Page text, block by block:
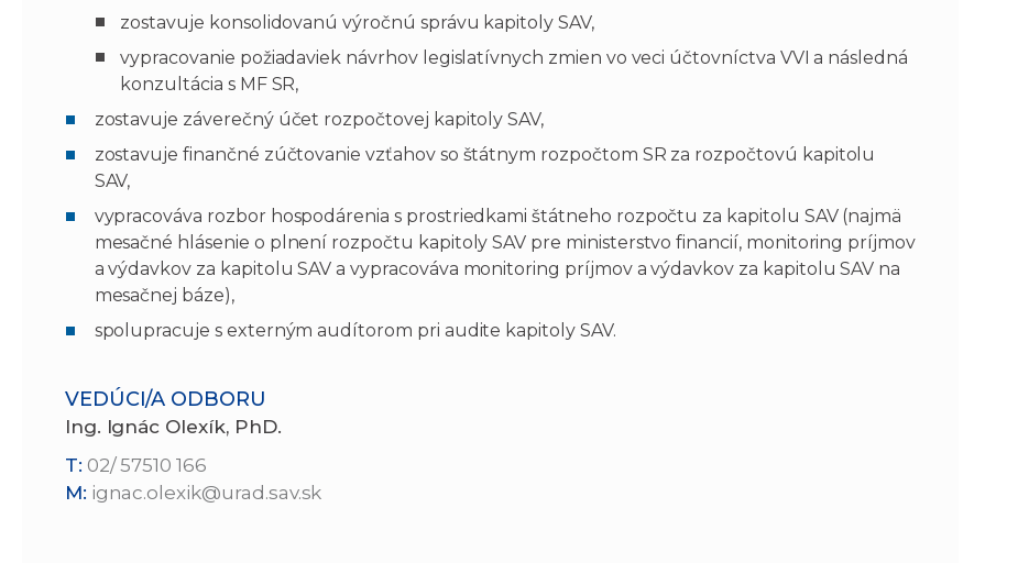
zostavuje konsolidovanú výročnú správu kapitoly SAV,
vypracovanie požiadaviek návrhov legislatívnych zmien vo veci účtovníctva VVI a následná
konzultácia s MF SR,
zostavuje záverečný účet rozpočtovej kapitoly SAV,
zostavuje finančné zúčtovanie vzťahov so štátnym rozpočtom SR za rozpočtovú kapitolu
SAV,
vypracováva rozbor hospodárenia s prostriedkami štátneho rozpočtu za kapitolu SAV (najmä
mesačné hlásenie o plnení rozpočtu kapitoly SAV pre ministerstvo financií, monitoring príjmov
a výdavkov za kapitolu SAV a vypracováva monitoring príjmov a výdavkov za kapitolu SAV na
mesačnej báze),
spolupracuje s externým audítorom pri audite kapitoly SAV.
VEDÚCI/A ODBORU
Ing. Ignác Olexík, PhD.
T: 02/ 57510 166
M: ignac.olexik@urad.sav.sk